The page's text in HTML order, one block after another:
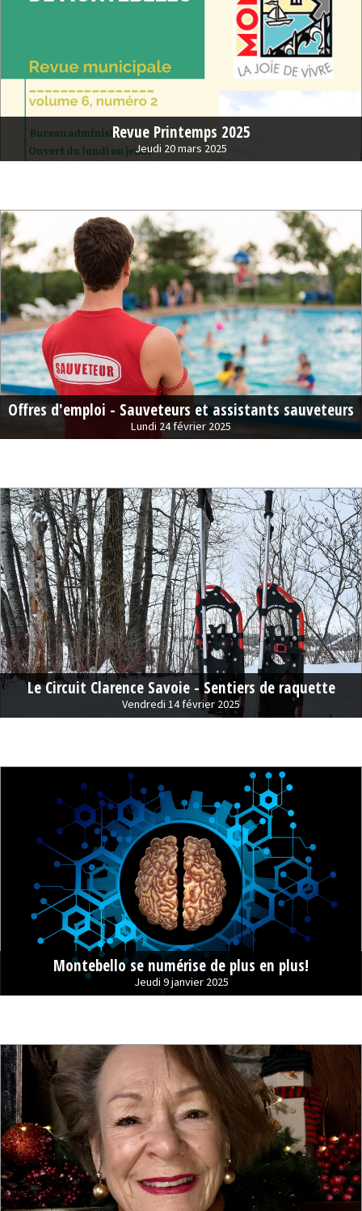
Revue Printemps 2025
Jeudi 20 mars 2025
Offres d'emploi - Sauveteurs et assistants sauveteurs
Lundi 24 février 2025
Le Circuit Clarence Savoie - Sentiers de raquette
Vendredi 14 février 2025
Montebello se numérise de plus en plus!
Jeudi 9 janvier 2025